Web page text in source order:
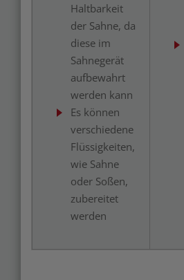
Haltbarkeit
der Sahne, da
diese im
Sahnegerät
aufbewahrt
werden kann
Es können
verschiedene
Flüssigkeiten,
wie Sahne
oder Soßen,
zubereitet
werden